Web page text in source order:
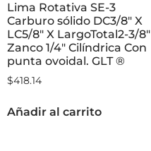
Lima Rotativa SE-3
Carburo sólido DC3/8″ X
LC5/8″ X LargoTotal2-3/8″
Zanco 1/4″ Cilíndrica Con
punta ovoidal. GLT ®
$418.14
Añadir al carrito